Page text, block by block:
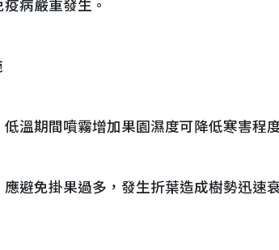
病嚴重發生。
溫期間噴霧增加果園濕度可降低寒害程度
應避免掛果過多，發生折葉造成樹勢迅速